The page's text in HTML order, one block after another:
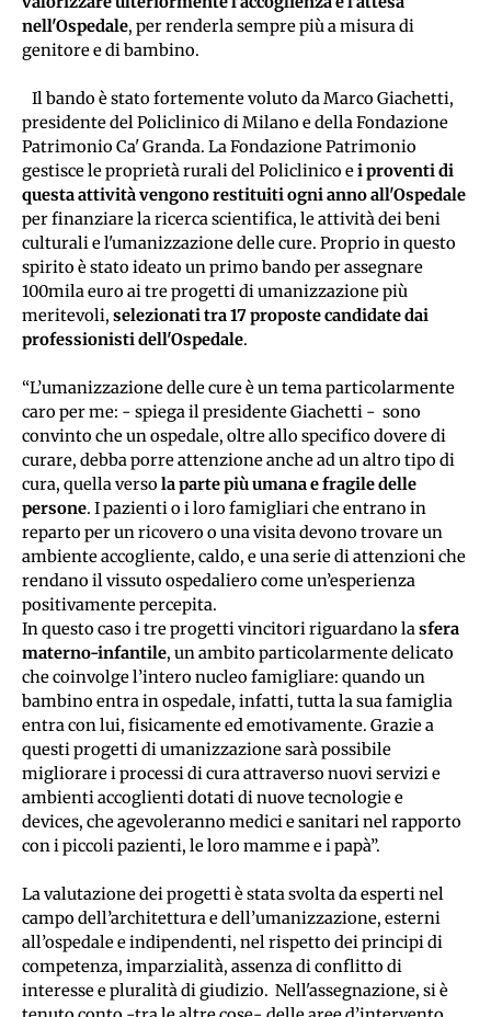
nell'Ospedale, per renderla sempre più a misura di
genitore e di bambino.
Il bando è stato fortemente voluto da Marco Giachetti,
presidente del Policlinico di Milano e della Fondazione
Patrimonio Ca' Granda. La Fondazione Patrimonio
gestisce le proprietà rurali del Policlinico e i proventi di
questa attività vengono restituiti ogni anno all'Ospedale
per finanziare la ricerca scientifica, le attività dei beni
culturali e l'umanizzazione delle cure. Proprio in questo
spirito è stato ideato un primo bando per assegnare
100mila euro ai tre progetti di umanizzazione più
meritevoli, selezionati tra 17 proposte candidate dai
professionisti dell'Ospedale.
“L’umanizzazione delle cure è un tema particolarmente
caro per me: - spiega il presidente Giachetti -  sono
convinto che un ospedale, oltre allo specifico dovere di
curare, debba porre attenzione anche ad un altro tipo di
cura, quella verso la parte più umana e fragile delle
persone. I pazienti o i loro famigliari che entrano in
reparto per un ricovero o una visita devono trovare un
ambiente accogliente, caldo, e una serie di attenzioni che
rendano il vissuto ospedaliero come un’esperienza
positivamente percepita.
In questo caso i tre progetti vincitori riguardano la sfera
materno-infantile, un ambito particolarmente delicato
che coinvolge l’intero nucleo famigliare: quando un
bambino entra in ospedale, infatti, tutta la sua famiglia
entra con lui, fisicamente ed emotivamente. Grazie a
questi progetti di umanizzazione sarà possibile
migliorare i processi di cura attraverso nuovi servizi e
ambienti accoglienti dotati di nuove tecnologie e
devices, che agevoleranno medici e sanitari nel rapporto
con i piccoli pazienti, le loro mamme e i papà”.
La valutazione dei progetti è stata svolta da esperti nel
campo dell’architettura e dell’umanizzazione, esterni
all’ospedale e indipendenti, nel rispetto dei principi di
competenza, imparzialità, assenza di conflitto di
interesse e pluralità di giudizio.  Nell'assegnazione, si è